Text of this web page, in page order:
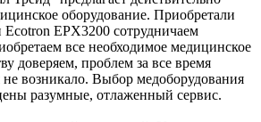
оборудование. Приобретали
EPX3200 сотрудничаем
все необходимое медицинское
доверяем, проблем за все время
возникало. Выбор медоборудования
разумные, отлаженный сервис.